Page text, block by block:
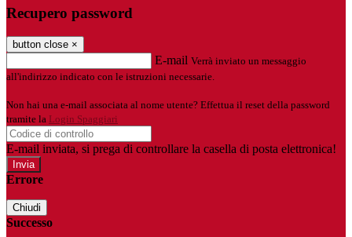
Recupero password
button close ×
E-mail Verrà inviato un messaggio
all'indirizzo indicato con le istruzioni necessarie.
Non hai una e-mail associata al nome utente? Effettua il reset della password
tramite la Login Spaggiari
E-mail inviata, si prega di controllare la casella di posta elettronica!
Errore
Chiudi
Successo